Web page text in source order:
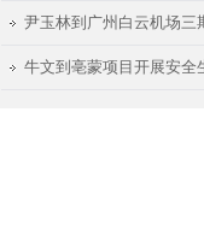
尹玉林到广州白云机场三
产检查
牛文到亳蒙项目开展安全